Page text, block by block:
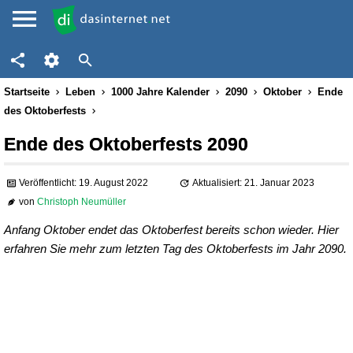
Startseite Leben 1000 Jahre Kalender 2090 Oktober
Ende
des Oktoberfests
Ende des Oktoberfests 2090
Veröffentlicht: 19. August 2022
Aktualisiert: 21. Januar 2023
vonChristoph Neumüller
Anfang Oktober endet das Oktoberfest bereits schon wieder. Hier
erfahren Sie mehr zum letzten Tag des Oktoberfests im Jahr 2090.